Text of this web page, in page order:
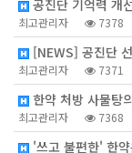
공진단 기억력 개
최고관리자 7378
[NEWS] 공진단
최고관리자 7371
한약 처방 사물탕
최고관리자 7368
'쓰고 불편한' 한